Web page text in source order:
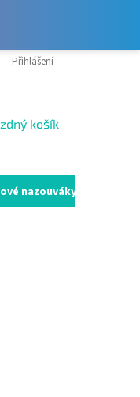
MOJE OBJEDNÁVKA
Přihlášení
košík
nazouváky